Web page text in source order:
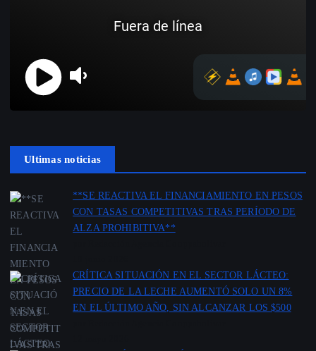
Ultimas noticias
**SE REACTIVA EL FINANCIAMIENTO EN PESOS
CON TASAS COMPETITIVAS TRAS PERÍODO DE
ALZA PROHIBITIVA**
CRÍTICA SITUACIÓN EN EL SECTOR LÁCTEO:
PRECIO DE LA LECHE AUMENTÓ SOLO UN 8%
EN EL ÚLTIMO AÑO, SIN ALCANZAR LOS $500